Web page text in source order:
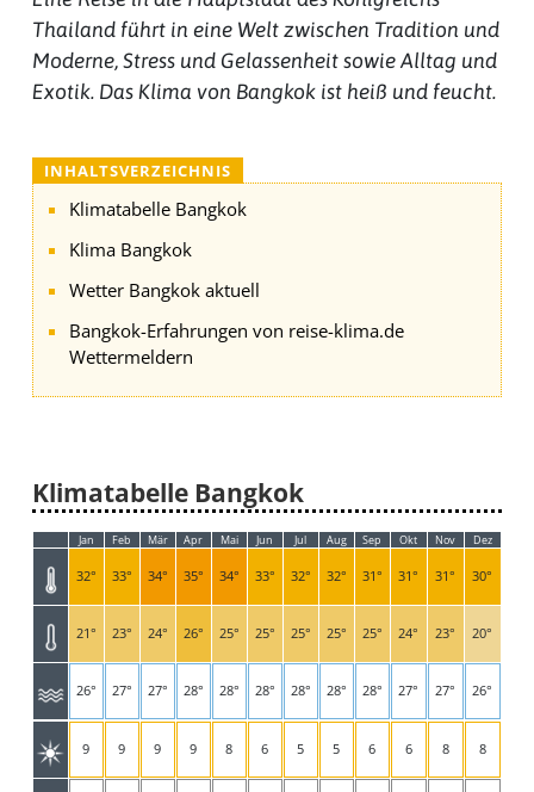
Thailand führt in eine Welt zwischen Tradition und
Moderne, Stress und Gelassenheit sowie Alltag und
Exotik. Das Klima von Bangkok ist heiß und feucht.
INHALTSVERZEICHNIS
Klimatabelle Bangkok
Klima Bangkok
Wetter Bangkok aktuell
Bangkok-Erfahrungen von reise-klima.de
Wettermeldern
Klimatabelle Bangkok
Jan Feb Mär Apr Mai Jun Jul Aug Sep Okt Nov Dez
32° 33° 34° 35° 34° 33° 32° 32° 31° 31° 31° 30°
21° 23° 24° 26° 25° 25° 25° 25° 25° 24° 23° 20°
26° 27° 27° 28° 28° 28° 28° 28° 28° 27° 27° 26°
9 9 9 9 8 6 5 5 6 6 8 8